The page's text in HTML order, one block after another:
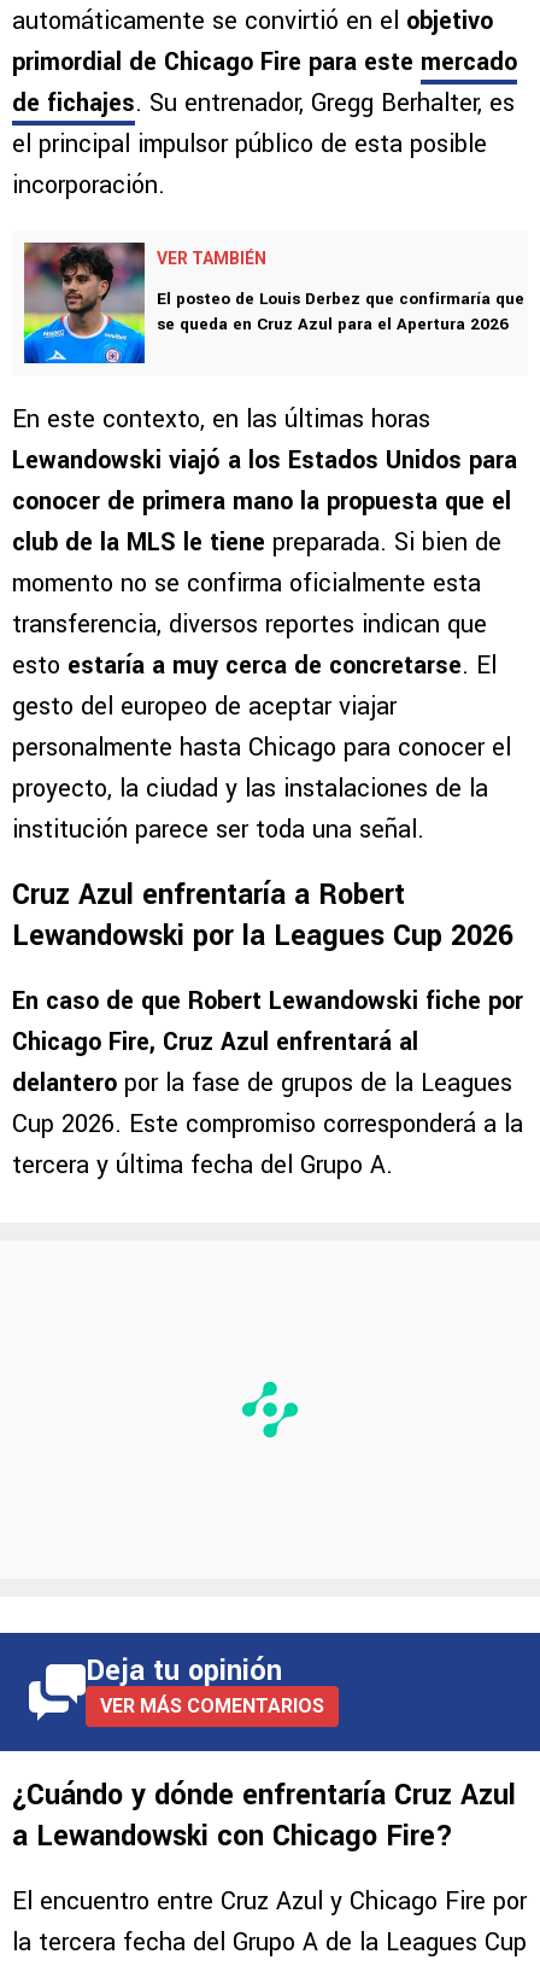
automáticamente se convirtió en el objetivo
primordial de Chicago Fire para este mercado
de fichajes. Su entrenador, Gregg Berhalter, es
el principal impulsor público de esta posible
incorporación.
VER TAMBIÉN
El posteo de Louis Derbez que confirmaría que
se queda en Cruz Azul para el Apertura 2026
En este contexto, en las últimas horas
Lewandowski viajó a los Estados Unidos para
conocer de primera mano la propuesta que el
club de la MLS le tiene preparada. Si bien de
momento no se confirma oficialmente esta
transferencia, diversos reportes indican que
esto estaría a muy cerca de concretarse. El
gesto del europeo de aceptar viajar
personalmente hasta Chicago para conocer el
proyecto, la ciudad y las instalaciones de la
institución parece ser toda una señal.
Cruz Azul enfrentaría a Robert
Lewandowski por la Leagues Cup 2026
En caso de que Robert Lewandowski fiche por
Chicago Fire, Cruz Azul enfrentará al
delantero por la fase de grupos de la Leagues
Cup 2026. Este compromiso corresponderá a la
tercera y última fecha del Grupo A.
Deja tu opinión
VER MÁS COMENTARIOS
¿Cuándo y dónde enfrentaría Cruz Azul
a Lewandowski con Chicago Fire?
El encuentro entre Cruz Azul y Chicago Fire por
la tercera fecha del Grupo A de la Leagues Cup